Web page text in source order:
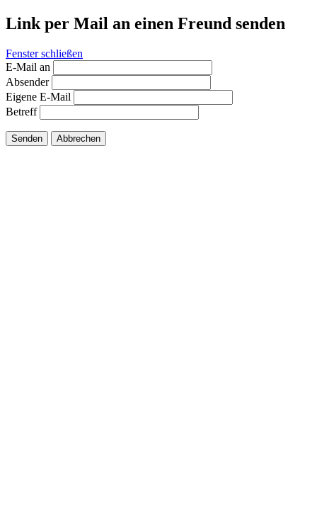
Link per Mail an einen Freund senden
Fenster schließen
E-Mail an
Absender
Eigene E-Mail
Betreff
Senden Abbrechen